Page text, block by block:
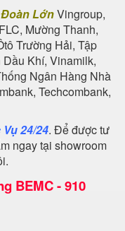
LớnVingroup,
Mường Thanh,
Trường Hải, Tập
Khí, Vinamilk,
Ngân Hàng Nhà
Techcombank,
24/24. Để được tư
ngay tại showroom
BEMC - 910